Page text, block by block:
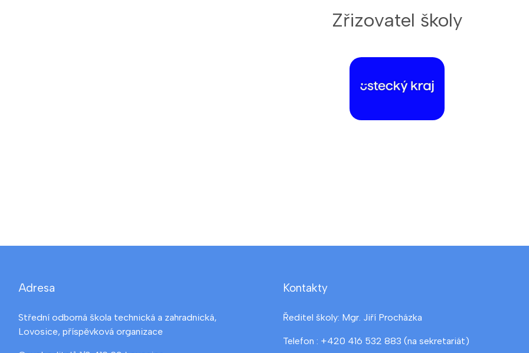
Zřizovatel školy
Adresa
Střední odborná škola technická a zahradnická,
Lovosice, příspěvková organizace
Kontakty
Ředitel školy: Mgr. Jiří Procházka
Telefon : +420 416 532 883 (na sekretariát)